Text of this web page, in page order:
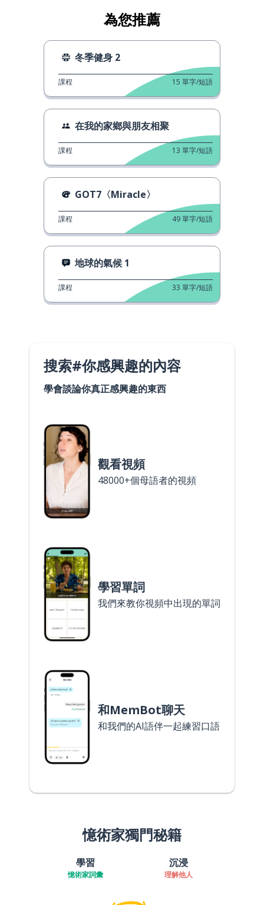
為您推薦
冬季健身 2
課程 15 單字/短語
在我的家鄉與朋友相聚
課程 13 單字/短語
GOT7〈Miracle〉
課程 49單字/短語
地球的氣候 1
課程 33 單字/短語
搜索#你感興趣的內容
學會談論你真正感興趣的東西
觀看視頻
48000+個母語者的視頻
學習單詞
我們來教你視頻中出現的單詞
和MemBot聊天
和我們的AI語伴一起練習口語
憶術家獨門秘籍
學習
憶術家詞彙
沉浸
理解他人